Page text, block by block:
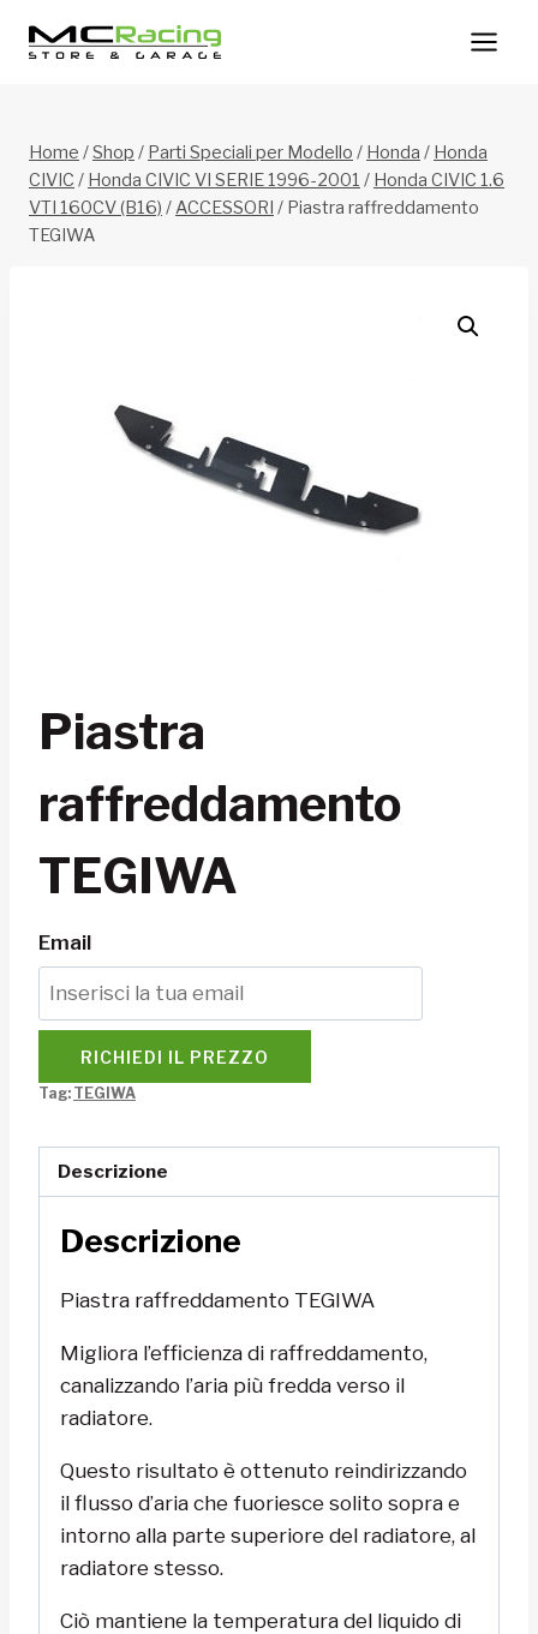
Home /Shop / Parti Speciali per Modello / Honda / Honda
CIVIC / Honda CIVIC VI SERIE 1996-2001 / Honda CIVIC 1.6
VTI 160CV (B16) /ACCESSORI / Piastra raffreddamento
TEGIWA
Piastra
raffreddamento
TEGIWA
Email
RICHIEDI IL PREZZO
Tag: TEGIWA
Descrizione
Descrizione
Piastra raffreddamento TEGIWA
Migliora l’efficienza di raffreddamento,
canalizzando l’aria più fredda verso il
radiatore.
Questo risultato è ottenuto reindirizzando
il flusso d’aria che fuoriesce solito sopra e
intorno alla parte superiore del radiatore, al
radiatore stesso.
Ciò mantiene la temperatura del liquido di